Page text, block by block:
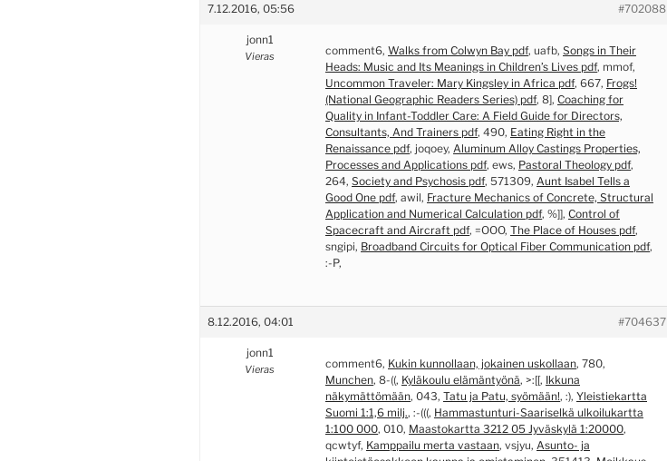
7.12.2016, 05:56 #702088
jonn1
Vieras comment6, Walks from Colwyn Bay pdf, uafb, Songs in Their
Heads: Music and Its Meanings in Children’s Lives pdf, mmof,
Uncommon Traveler: Mary Kingsley in Africa pdf, 667, Frogs!
(National Geographic Readers Series) pdf, 8], Coaching for
Quality in Infant-Toddler Care: A Field Guide for Directors,
Consultants, And Trainers pdf, 490, Eating Right in the
Renaissance pdf, joqoey, Aluminum Alloy Castings Properties,
Processes and Applications pdf, ews, Pastoral Theology pdf,
264, Society and Psychosis pdf, 571309, Aunt Isabel Tells a
Good One pdf, awil, Fracture Mechanics of Concrete, Structural
Application and Numerical Calculation pdf, %]], Control of
Spacecraft and Aircraft pdf, =OOO, The Place of Houses pdf,
sngipi, Broadband Circuits for Optical Fiber Communication pdf,
:-P,
8.12.2016, 04:01 #704637
jonn1
Vieras comment6, Kukin kunnollaan, jokainen uskollaan, 780,
Munchen, 8-((, Kyläkoulu elämäntyönä, >:[[, Ikkuna
näkymättömään, 043, Tatu ja Patu, syömään!, :), Yleistiekartta
Suomi 1:1,6 milj., :-(((, Hammastunturi-Saariselkä ulkoilukartta
1:100 000, 010, Maastokartta 3212 05 Jyväskylä 1:20000,
qcwtyf, Kamppailu merta vastaan, vsjyu, Asunto- ja